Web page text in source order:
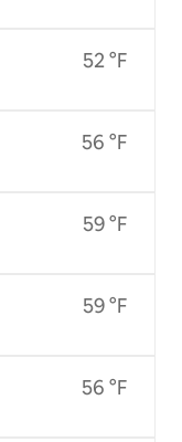
52 °F
56 °F
59 °F
59 °F
56 °F